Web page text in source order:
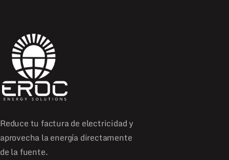
Reduce tu factura de electricidad y
aprovecha la energía directamente
de la fuente.